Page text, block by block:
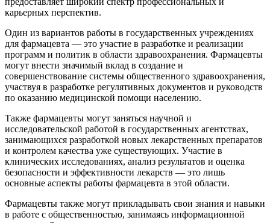
карьерных перспектив.
Один из вариантов работы в государственных учреждениях
для фармацевта — это участие в разработке и реализации
программ и политик в области здравоохранения. Фармацевты
могут внести значимый вклад в создание и
совершенствование системы общественного здравоохранения,
участвуя в разработке регулятивных документов и руководств
по оказанию медицинской помощи населению.
Также фармацевты могут заняться научной и
исследовательской работой в государственных агентствах,
занимающихся разработкой новых лекарственных препаратов
и контролем качества уже существующих. Участие в
клинических исследованиях, анализ результатов и оценка
безопасности и эффективности лекарств — это лишь
основные аспекты работы фармацевта в этой области.
Фармацевты также могут прикладывать свои знания и навыки
в работе с общественностью, занимаясь информационной